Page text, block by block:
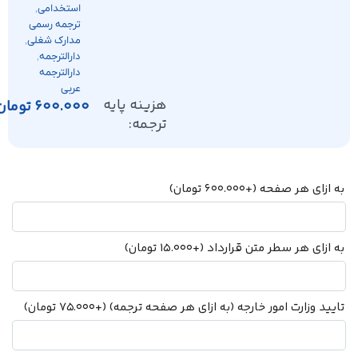
استخدامی,
ترجمه رسمی
مدارک شغلی,
دارالترجمه,
دارالترجمه
عربی
هزینه پایه
ترجمه:
600.000تومان
به ازای هر صفحه(+
600.000تومان)
به ازای هر سطر متن قرارداد(+
15.000تومان)
تایید وزارت امور خارجه (به ازای هر صفحه ترجمه)(+
75.000تومان)